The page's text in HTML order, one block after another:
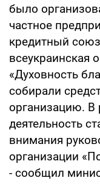
было
частное
кредитный
всеукраинская
«Духовность
собирали
организацию. В
деятельность
внимания
организации
- сообщил